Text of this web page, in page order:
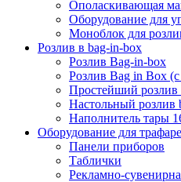
Ополаскивающая
Оборудование для
Моноблок для
Розлив в bag-in-box
Розлив Bag-in-box
Розлив Bag in Box
Простейший розлив
Настольный розлив
Наполнитель тары
Оборудование для
Панели приборов
Таблички
Рекламно-